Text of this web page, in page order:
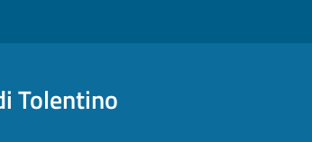
Tolentino